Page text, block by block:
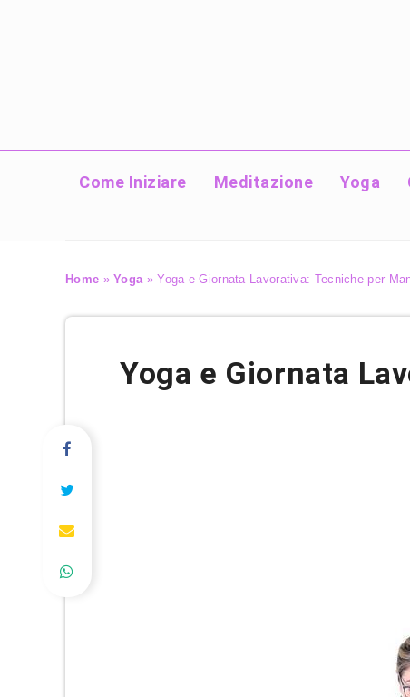
Come Iniziare Meditazione Yoga
Home »Yoga »Yoga e Giornata Lavorativa: Tecniche per
Yoga e Giornata